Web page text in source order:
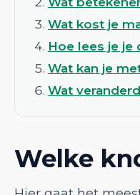
Wat kost je
Hoe lees je je
Wat kan je
Wat
Welke